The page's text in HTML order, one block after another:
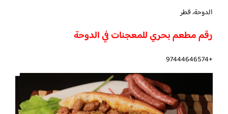
الدوحة، قطر
رقم مطعم بحري للمعجنات في الدوحة
+97444646574